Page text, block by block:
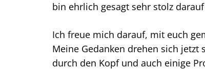
bin ehrlich gesagt sehr stolz
Ich freue mich darauf, mit euch
Meine Gedanken drehen sich jetzt
durch den Kopf und auch einige